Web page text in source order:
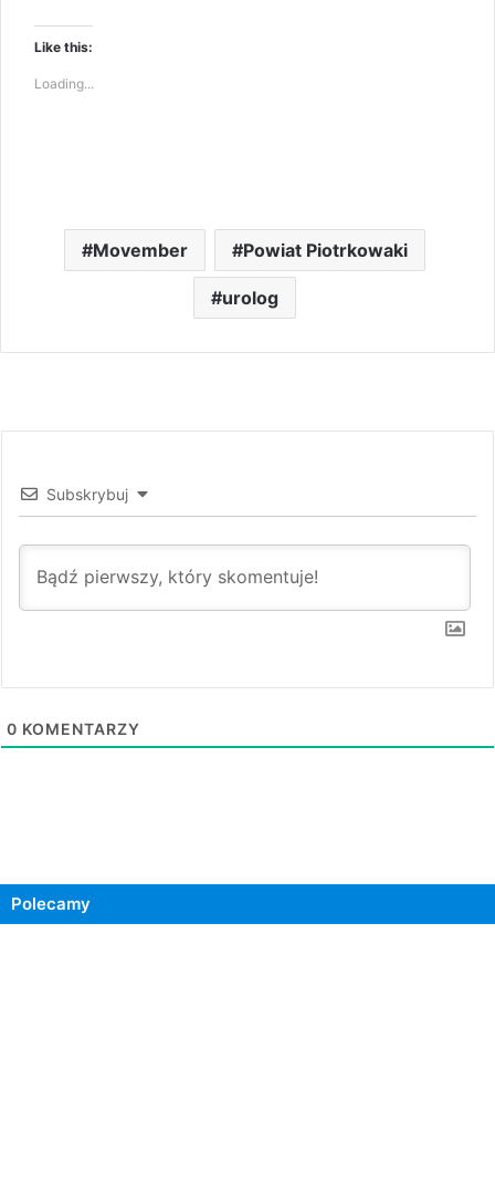
Like this:
Loading...
Movember Powiat Piotrkowaki
urolog
Subskrybuj
0 KOMENTARZY
Polecamy